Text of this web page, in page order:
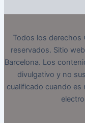
Todos los derechos
reservados. Sitio
Barcelona. Los
divulgativo y no
cualificado cuando es